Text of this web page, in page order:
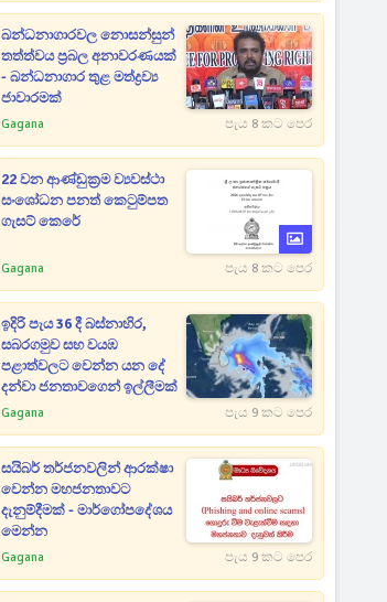
බන්ධනාගාරවල නොසන්සුන්
තත්ත්වය ප්‍රබල අනාවරණයක්
- බන්ධනාගාර තුළ මත්ද්‍රව්‍ය
ජාවාරමක්
Gagana පැය 8 කට පෙර
22 වන ආණ්ඩුක්‍රම ව්‍යවස්ථා
සංශෝධන පනත් කෙටුම්පත
ගැසට් කෙරේ
Gagana පැය 8 කට පෙර
ඉදිරි පැය 36 දී බස්නාහිර,
සබරගමුව සහ වයඹ
පළාත්වලට වෙන්න යන දේ
දන්වා ජනතාවගෙන් ඉල්ලීමක්
Gagana පැය 9 කට පෙර
සයිබර් තර්ජනවලින් ආරක්ෂා
වෙන්න මහජනතාවට
දැනුම්දීමක් - මාර්ගෝපදේශය
මෙන්න
Gagana පැය 9 කට පෙර